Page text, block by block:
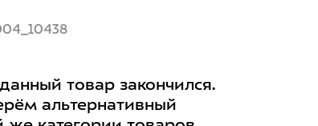
товар закончился.
альтернативный